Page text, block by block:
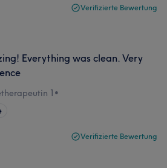
Verifizierte Bewertung
Everything was clean. Very
1 •
Verifizierte Bewertung